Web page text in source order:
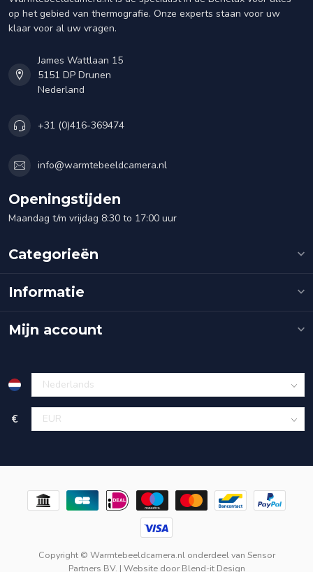
op het gebied van thermografie. Onze experts staan voor uw
klaar voor al uw vragen.
James Wattlaan 15
5151 DP Drunen
Nederland
+31 (0)416-369474
info@warmtebeeldcamera.nl
Openingstijden
Maandag t/m vrijdag 8:30 to 17:00 uur
Categorieën
Informatie
Mijn account
€
Copyright © Warmtebeeldcamera.nl onderdeel van Sensor
Partners BV. | Website doorBlend-it Design